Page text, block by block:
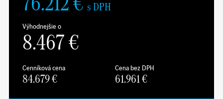
s DPH
Výhodnejšie o
8.467€
Cenníková cena
84.679€
Cena bez DPH
61.961€